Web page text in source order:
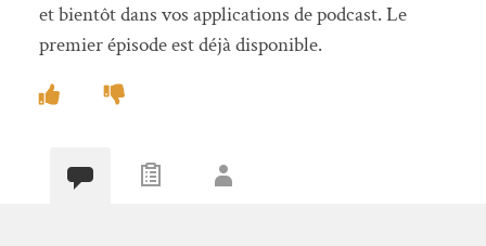
et bientôt dans vos applications de podcast. Le
premier épisode est déjà disponible.